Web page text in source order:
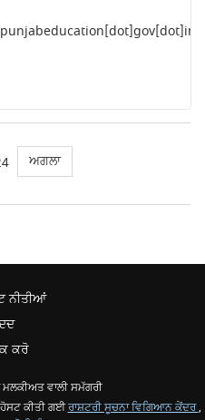
ਅਗਲਾ
ਨੀਤੀਆਂ
ਕਰੋ
ਵਾਲੀ ਸਮੱਗਰੀ
ਕੀਤੀ ਗਈਰਾਸ਼ਟਰੀ ਸੂਚਨਾ ਵਿਗਿਆਨ ਕੇਂਦਰ,